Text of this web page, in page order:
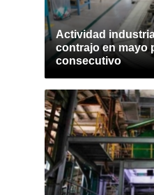
Actividad
contrajo en mayo
consecutivo